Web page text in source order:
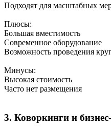
Подходят для масштабных
Плюсы:
Большая вместимость
Современное оборудование
Возможность проведения
Минусы:
Высокая стоимость
Часто нет размещения
3. Коворкинги и